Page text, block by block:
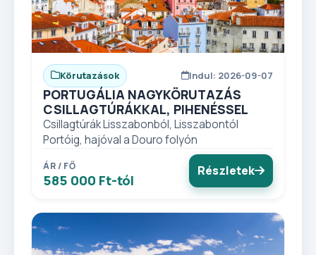
Körutazások Indul: 2026-09-07
PORTUGÁLIA NAGYKÖRUTAZÁS
CSILLAGTÚRÁKKAL, PIHENÉSSEL
Csillagtúrák Lisszabonból, Lisszabontól
Portóig, hajóval a Douro folyón
ÁR / FŐ
585 000 Ft-tól
Részletek